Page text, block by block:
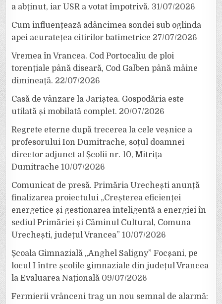
a abținut, iar USR a votat împotrivă. 31/07/2026
Cum influențează adâncimea sondei sub oglinda
apei acuratețea citirilor batimetrice 27/07/2026
Vremea în Vrancea. Cod Portocaliu de ploi
torențiale până diseară, Cod Galben până mâine
dimineață. 22/07/2026
Casă de vânzare la Jariștea. Gospodăria este
utilată și mobilată complet. 20/07/2026
Regrete eterne după trecerea la cele veșnice a
profesorului Ion Dumitrache, soțul doamnei
director adjunct al Școlii nr. 10, Mitrița
Dumitrache 10/07/2026
Comunicat de presă. Primăria Urechești anunță
finalizarea proiectului „Creșterea eficienței
energetice și gestionarea inteligentă a energiei în
sediul Primăriei și Căminul Cultural, Comuna
Urechești, județul Vrancea” 10/07/2026
Școala Gimnazială „Anghel Saligny” Focșani, pe
locul I între școlile gimnaziale din județul Vrancea
la Evaluarea Națională 09/07/2026
Fermierii vrânceni trag un nou semnal de alarmă: